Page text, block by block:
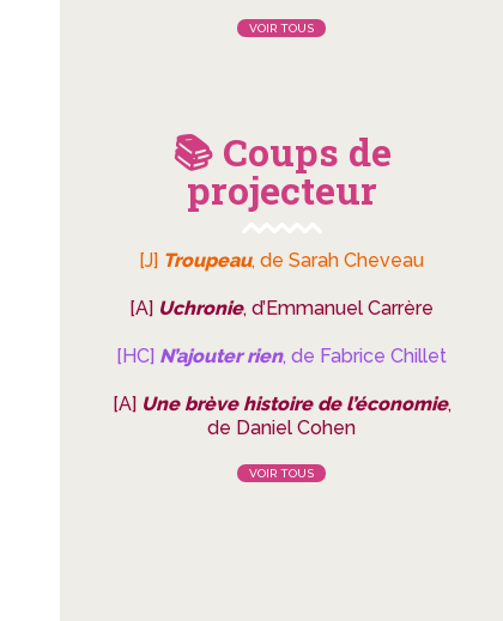
VOIR TOUS
📚 Coups de
projecteur
[J] Troupeau, de Sarah Cheveau
[A] Uchronie, d’Emmanuel Carrère
[HC] N’ajouter rien, de Fabrice Chillet
[A] Une brève histoire de l’économie,
de Daniel Cohen
VOIR TOUS